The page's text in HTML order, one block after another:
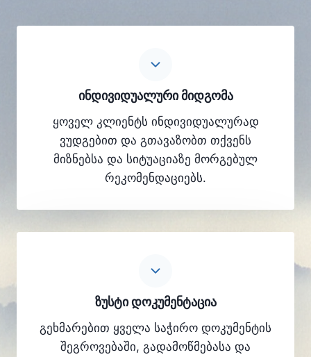
ინდივიდუალური მიდგომა
ყოველ კლიენტს ინდივიდუალურად
ვუდგებით და გთავაზობთ თქვენს
მიზნებსა და სიტუაციაზე მორგებულ
რეკომენდაციებს.
ზუსტი დოკუმენტაცია
გეხმარებით ყველა საჭირო დოკუმენტის
შეგროვებაში, გადამოწმებასა და